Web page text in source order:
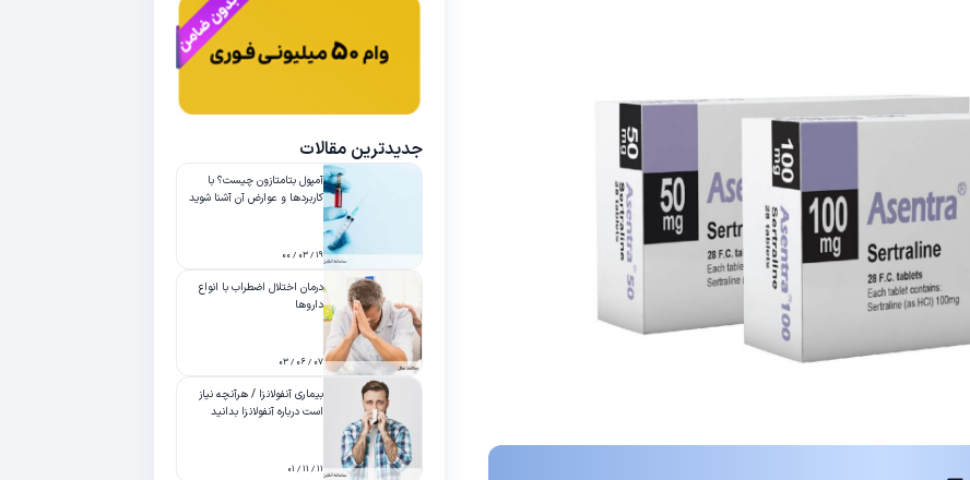
جدیدترین مقالات
آمپول بتامتازون چیست؟ با
کاربردها و عوارض آن آشنا شوید
۱۹ / ۰۳ / ۰۰
درمان اختلال اضطراب با انواع
داروها
۰۷ / ۰۶ / ۰۳
بیماری آنفولانزا / هرآنچه نیاز
است درباره آنفولانزا بدانید
۱۱ / ۱۱ / ۰۱